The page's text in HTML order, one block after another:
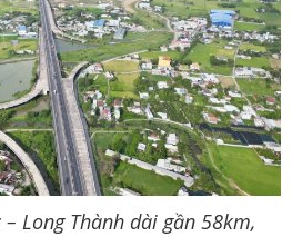
Long Thành dài gần 58km,